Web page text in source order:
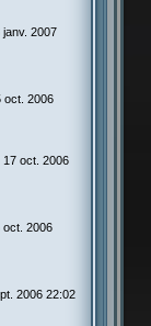
janv. 2007
oct. 2006
17 oct. 2006
oct. 2006
2006 22:02